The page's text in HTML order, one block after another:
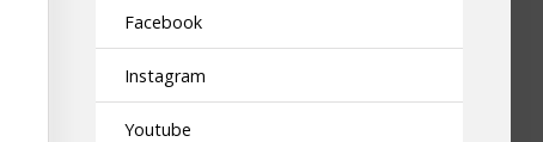
Facebook
Instagram
Youtube